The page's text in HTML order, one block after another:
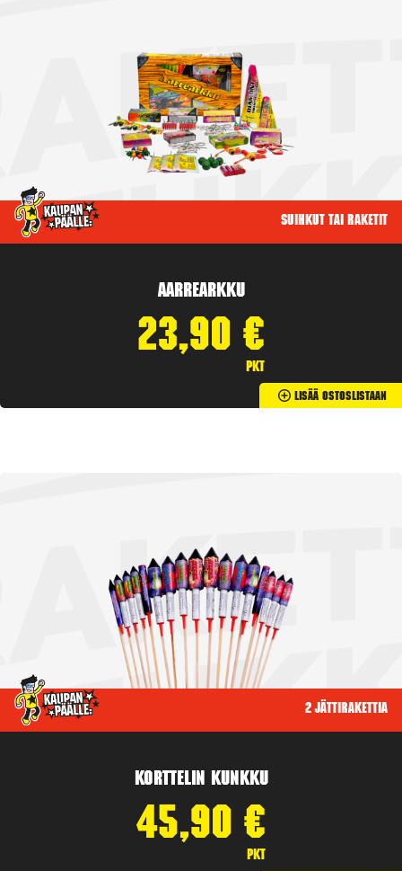
Suihkut tai raketit
Aarrearkku
23,90 €
pkt
Lisää Ostoslistaan
2 jättirakettia
Korttelin kunkku
45,90 €
pkt